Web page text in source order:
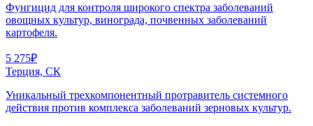
Фунгицид для контроля широкого спектра заболеваний
овощных культур, винограда, почвенных заболеваний
картофеля.
5 275₽
Терция, СК
Уникальный трехкомпонентный протравитель системного
действия против комплекса заболеваний зерновых культур.